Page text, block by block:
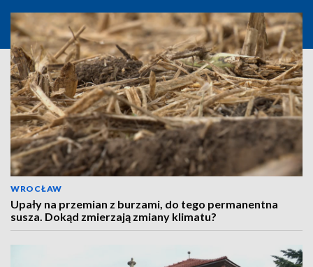
WROCŁAW
Upały na przemian z burzami, do tego permanentna
susza. Dokąd zmierzają zmiany klimatu?